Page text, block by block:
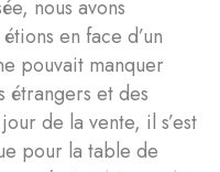
nous avons
en face d’un
pouvait manquer
étrangers et des
de la vente, il s’est
pour la table de